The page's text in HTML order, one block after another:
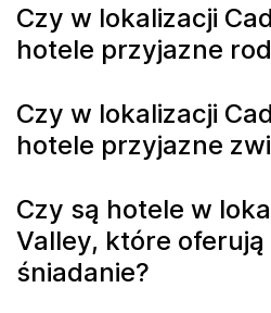
Czy w lokalizacji
hotele przyjazne
Czy w lokalizacji
hotele przyjazne
Czy są hotele w
Valley, które oferują
śniadanie?